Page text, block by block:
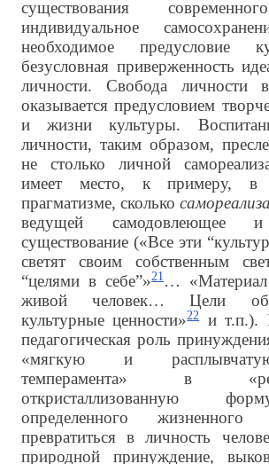
существования
индивидуальное
необходимое предусловие
безусловная приверженность
личности. Свобода личности
оказывается предусловием
и жизни культуры.
личности, таким образом,
не столько личной
имеет место, к примеру, в
прагматизме, сколько
ведущей самодовлеющее и
существование («Все эти
светят своим собственным
“целями в себе”»21… «Материал
живой человек… Цели
культурные ценности»22и т.п.).
педагогическая роль
«мягкую и
темперамента» в
откристаллизованную
определенного
превратиться в личность
природной принуждение,